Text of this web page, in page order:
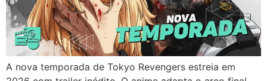
A nova temporada de Tokyo Revengers estreia em